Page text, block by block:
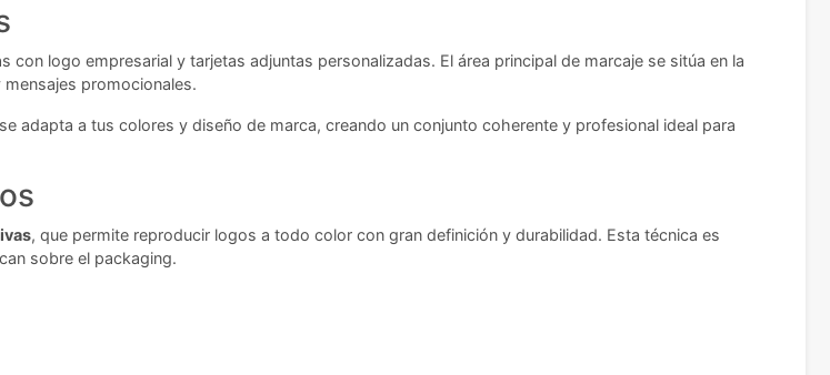
con logo empresarial y tarjetas adjuntas personalizadas. El área principal de marcaje se sitúa en la
promocionales.
a tus colores y diseño de marca, creando un conjunto coherente y profesional ideal para
, que permite reproducir logos a todo color con gran definición y durabilidad. Esta técnica es
sobre el packaging.